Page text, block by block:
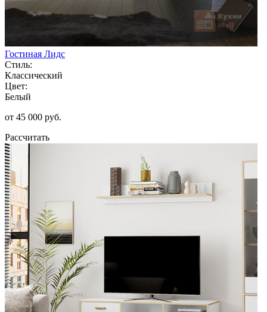
Гостиная Лидс
Стиль:
Классический
Цвет:
Белый
от 45 000 руб.
Рассчитать